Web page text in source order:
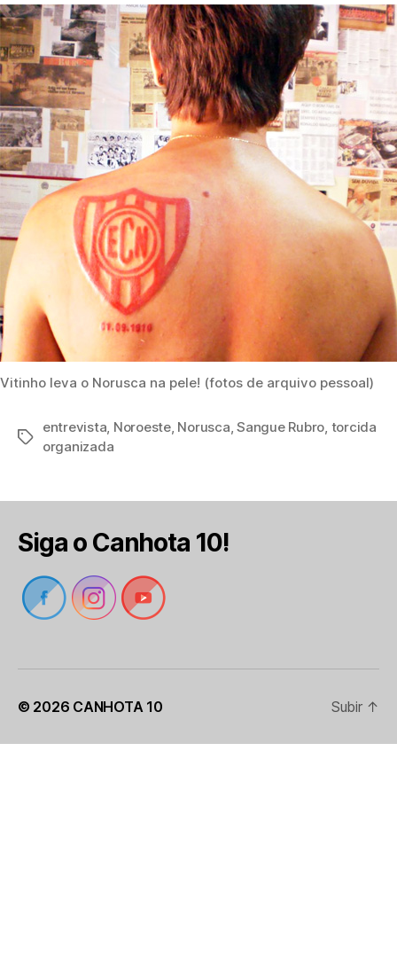
Vitinho leva o Norusca na pele! (fotos de arquivo pessoal)
Tags
entrevista, Noroeste, Norusca,Sangue Rubro, torcida
organizada
Siga o Canhota 10!
© 2026 CANHOTA 10 Subir ↑